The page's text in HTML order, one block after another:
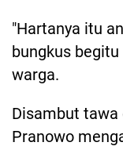
"Hartanya itu
bungkus
warga.
Disambut tawa
Pranowo